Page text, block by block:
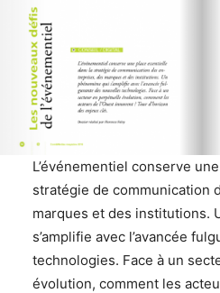
L’événementiel conserve
stratégie de communication
marques et des institutions.
s’amplifie avec l’avancée
technologies. Face à un
évolution, comment les